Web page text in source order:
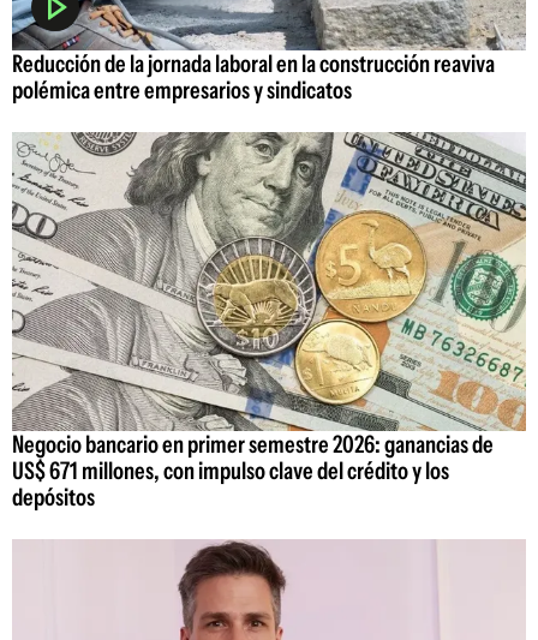
Reducción de la jornada laboral en la construcción reaviva
polémica entre empresarios y sindicatos
Negocio bancario en primer semestre 2026: ganancias de
US$ 671 millones, con impulso clave del crédito y los
depósitos